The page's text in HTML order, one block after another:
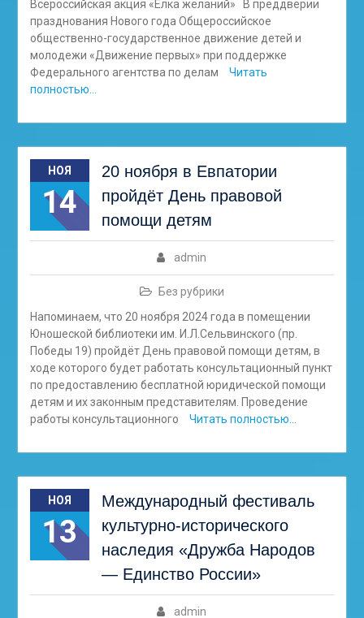
Всероссийская акция «Елка желаний» В преддверии
празднования Нового года Общероссийское
общественно-государственное движение детей и
молодежи «Движение первых» при поддержке
Федерального агентства по делам
Читать
полностью…
НОЯ
14
20 ноября в Евпатории
пройдёт День правовой
помощи детям
admin
Без рубрики
Напоминаем, что 20 ноября 2024 года в помещении
Юношеской библиотеки им. И.Л.Сельвинского (пр.
Победы 19) пройдёт День правовой помощи детям, в
ходе которого будет работать консультационный пункт
по предоставлению бесплатной юридической помощи
детям и их законным представителям. Проведение
работы консультационного
Читать полностью…
НОЯ
13
Международный фестиваль
культурно-исторического
наследия «Дружба Народов
— Единство России»
admin